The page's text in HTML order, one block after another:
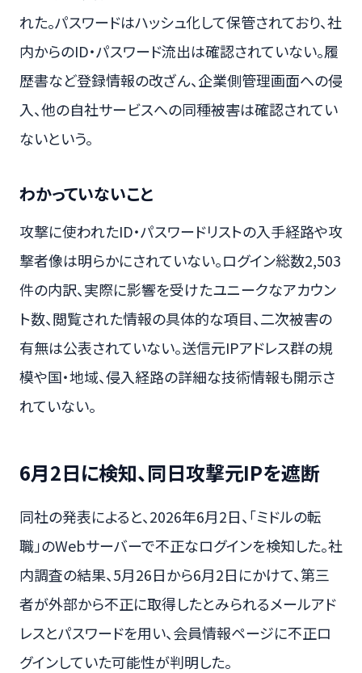
れた。パスワードはハッシュ化して保管されており、社
内からのID・パスワード流出は確認されていない。履
歴書など登録情報の改ざん、企業側管理画面への侵
入、他の自社サービスへの同種被害は確認されてい
ないという。
わかっていないこと
攻撃に使われたID・パスワードリストの入手経路や攻
撃者像は明らかにされていない。ログイン総数2,503
件の内訳、実際に影響を受けたユニークなアカウン
ト数、閲覧された情報の具体的な項目、二次被害の
有無は公表されていない。送信元IPアドレス群の規
模や国・地域、侵入経路の詳細な技術情報も開示さ
れていない。
6月2日に検知、同日攻撃元IPを遮断
同社の発表によると、2026年6月2日、「ミドルの転
職」のWebサーバーで不正なログインを検知した。社
内調査の結果、5月26日から6月2日にかけて、第三
者が外部から不正に取得したとみられるメールアド
レスとパスワードを用い、会員情報ページに不正ロ
グインしていた可能性が判明した。